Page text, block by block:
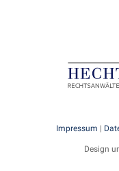
Impressum |
Design